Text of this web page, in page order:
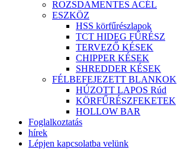
ROZSDAMENTES ACÉL
ESZKÖZ
HSS körfűrészlapok
TCT HIDEG FŰRÉSZ
TERVEZŐ KÉSEK
CHIPPER KÉSEK
SHREDDER KÉSEK
FÉLBEFEJEZETT BLANKOK
HÚZOTT LAPOS Rúd
KÖRFŰRÉSZFEKETEK
HOLLOW BAR
Foglalkoztatás
hírek
Lépjen kapcsolatba velünk